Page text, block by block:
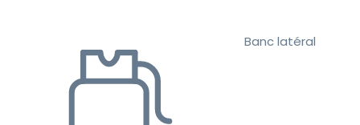
Banc latéral